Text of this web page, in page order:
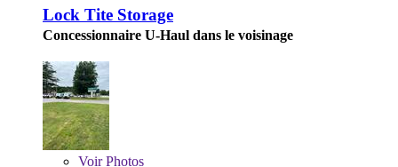
Lock Tite Storage
Concessionnaire U-Haul dans le voisinage
VoirPhotos